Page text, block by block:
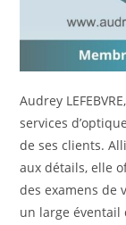
Audrey
services
de ses clients.
aux détails, elle
des examens de
un large éventail